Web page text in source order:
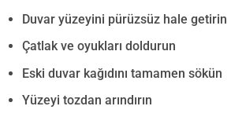
Duvar yüzeyini pürüzsüz hale getirin
Çatlak ve oyukları doldurun
Eski duvar kağıdını tamamen sökün
Yüzeyi tozdan arındırın